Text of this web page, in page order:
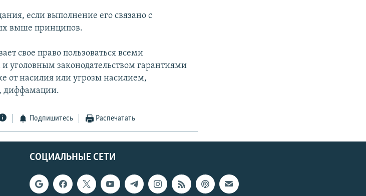
если выполнение его связано с
выше принципов.
свое право пользоваться всеми
уголовным законодательством гарантиями
от насилия или угрозы насилием,
диффамации.
Подпишитесь Распечатать
СОЦИАЛЬНЫЕ СЕТИ